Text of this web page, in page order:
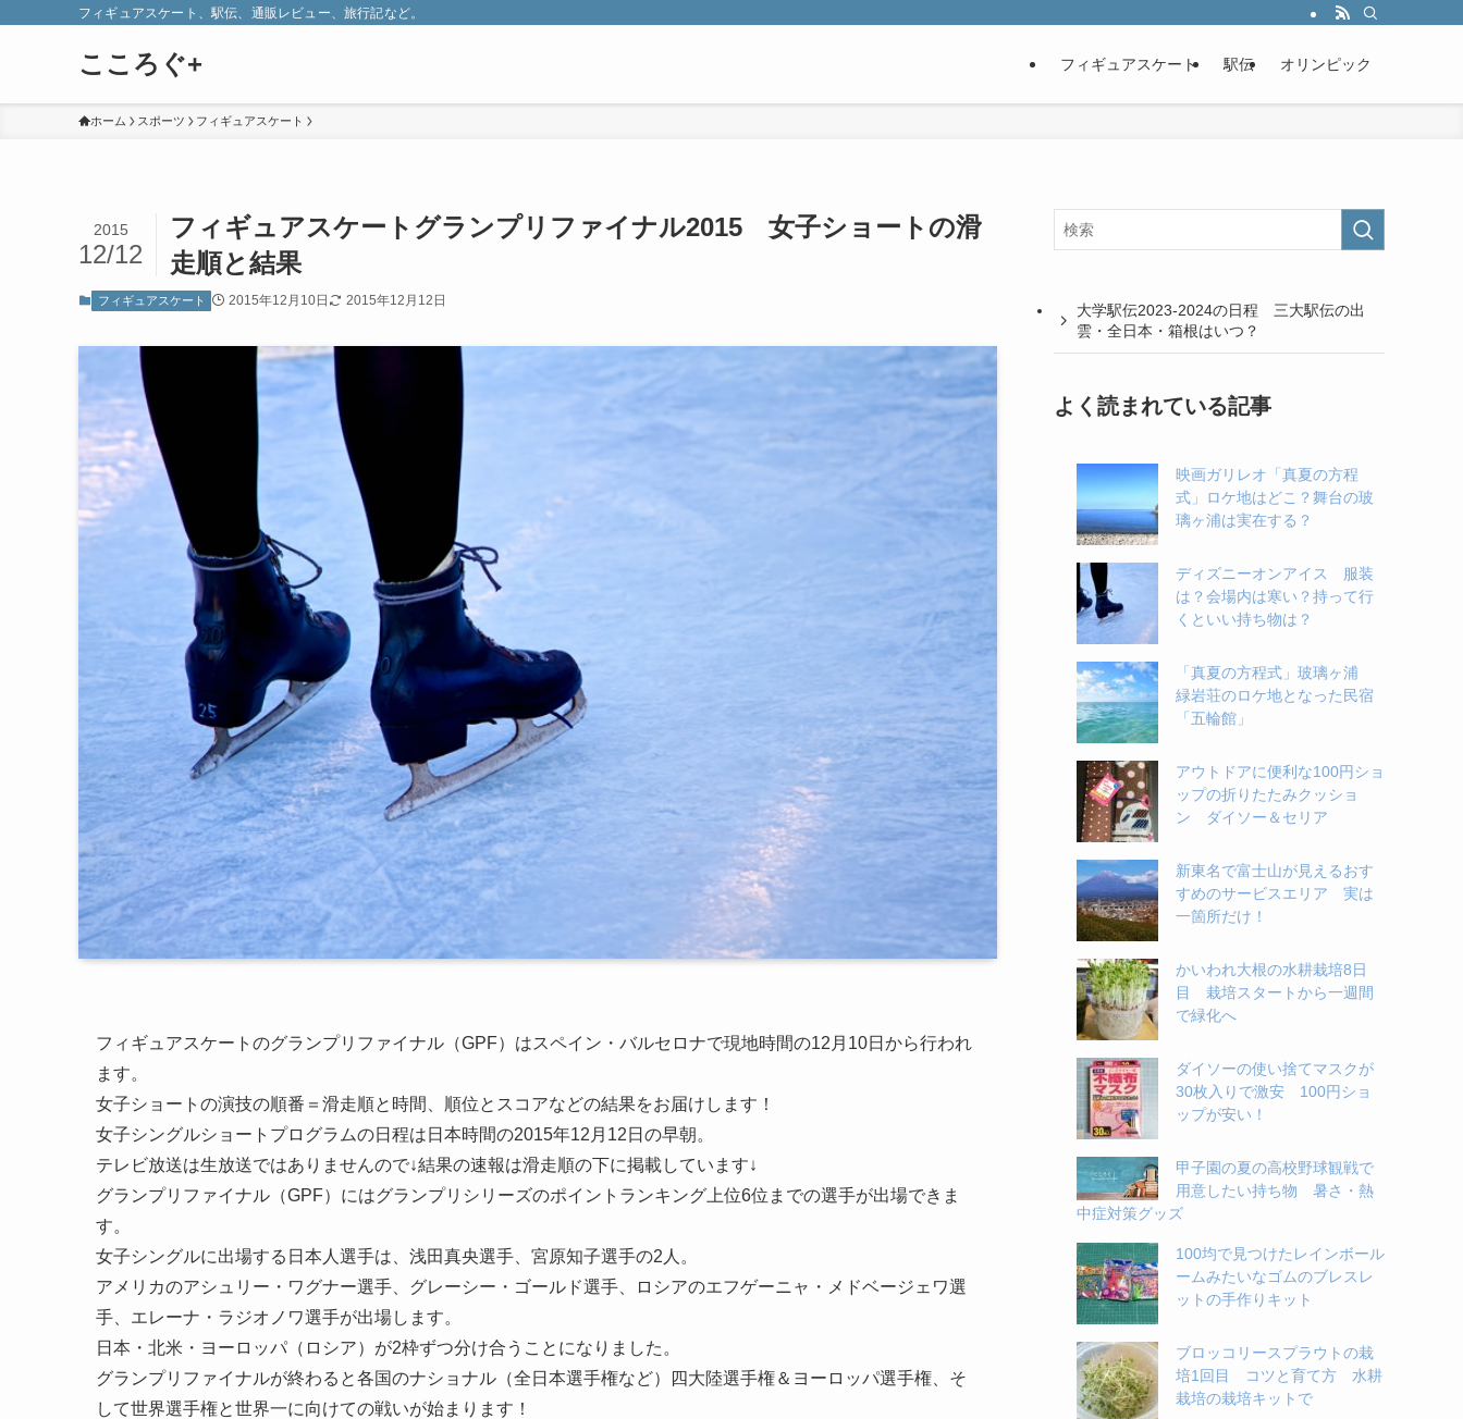
フィギュアスケート、駅伝、通販レビュー、旅行記など。
こころぐ+ フィギュアスケート 駅伝 オリンピック
ホーム スポーツ フィギュアスケート
フィギュアスケートグランプリファイナル2015 女子ショートの滑
走順と結果
2015
12/12
フィギュアスケート 2015年12月10日 2015年12月12日
フィギュアスケートのグランプリファイナル（GPF）はスペイン・バルセロナで現地時間の12月10日から行われ
ます。
女子ショートの演技の順番＝滑走順と時間、順位とスコアなどの結果をお届けします！
女子シングルショートプログラムの日程は日本時間の2015年12月12日の早朝。
テレビ放送は生放送ではありませんので↓結果の速報は滑走順の下に掲載しています↓
グランプリファイナル（GPF）にはグランプリシリーズのポイントランキング上位6位までの選手が出場できま
す。
女子シングルに出場する 日本人選手は、浅田真央選手、宮原知子選手の2人。
アメリカのアシュリー・ワグナー選手、グレーシー・ゴールド選手、ロシアのエフゲーニャ・メドベージェワ選
手、エレーナ・ラジオノワ選手が出場します。
日本・北米・ヨーロッパ（ロシア）が2枠ずつ分け合うことになりました。
グランプリファイナルが終わると各国のナショナル（全日本選手権など）四大陸選手権＆ヨーロッパ選手権、そ
して世界選手権と世界一に向けての戦いが始まります！
大学駅伝2023-2024の日程 三大駅伝の出
雲・全日本・箱根はいつ？
よく読まれている記事
映画ガリレオ「真夏の方程
式」ロケ地はどこ？舞台の玻
璃ヶ浦は実在する？
ディズニーオンアイス 服装
は？会場内は寒い？持って行
くといい持ち物は？
「真夏の方程式」玻璃ヶ浦
緑岩荘のロケ地となった民宿
「五輪館」
アウトドアに便利な100円ショ
ップの折りたたみクッショ
ン ダイソー＆セリア
新東名で富士山が見えるおす
すめのサービスエリア 実は
一箇所だけ！
かいわれ大根の水耕栽培8日
目 栽培スタートから一週間
で緑化へ
ダイソーの使い捨てマスクが
30枚入りで激安 100円ショ
ップが安い！
甲子園の夏の高校野球観戦で
用意したい持ち物 暑さ・熱
中症対策グッズ
100均で見つけたレインボール
ームみたいなゴムのブレスレ
ットの手作りキット
ブロッコリースプラウトの栽
培1回目 コツと育て方 水耕
栽培の栽培キットで